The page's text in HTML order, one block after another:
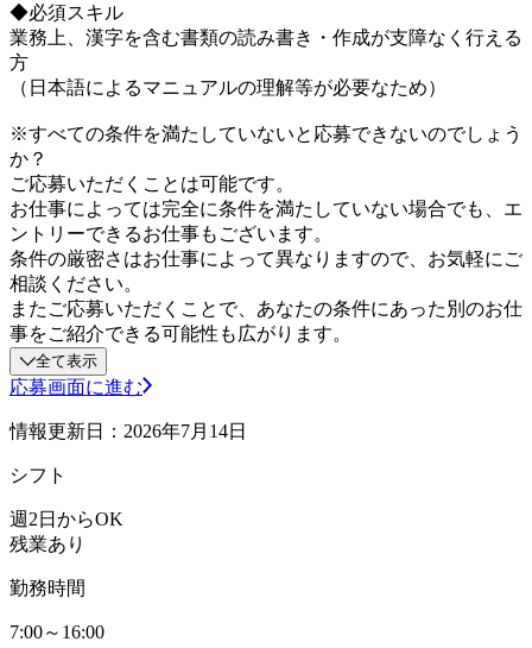
◆必須スキル
業務上、漢字を含む書類の読み書き・作成が支障なく行える
方
（日本語によるマニュアルの理解等が必要なため）
※すべての条件を満たしていないと応募できないのでしょう
か？
ご応募いただくことは可能です。
お仕事によっては完全に条件を満たしていない場合でも、エ
ントリーできるお仕事もございます。
条件の厳密さはお仕事によって異なりますので、お気軽にご
相談ください。
またご応募いただくことで、あなたの条件にあった別のお仕
事をご紹介できる可能性も広がります。
全て表示
応募画面に進む
情報更新日：2026年7月14日
シフト
週2日からOK
残業あり
勤務時間
7:00～16:00